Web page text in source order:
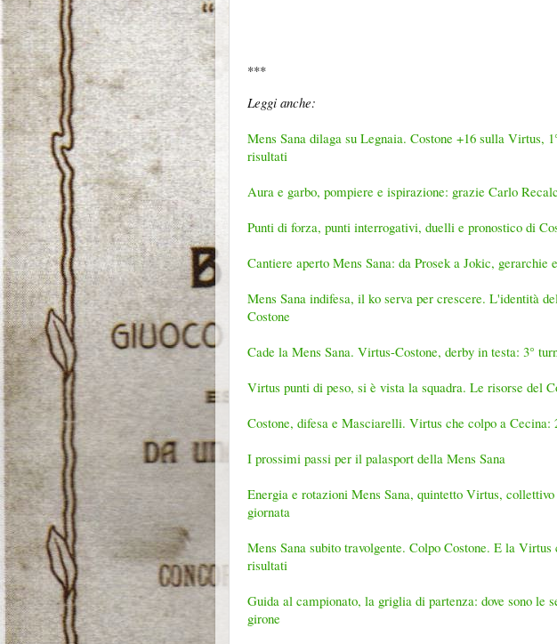
***
Leggi anche:
Mens Sana dilaga su Legnaia. Costone +16 sulla Virtus,
risultati
Aura e garbo, pompiere e ispirazione: grazie Carlo
Punti di forza, punti interrogativi, duelli e pronostico di
Cantiere aperto Mens Sana: da Prosek a Jokic, gerarchie
Mens Sana indifesa, il ko serva per crescere. L'identità
Costone
Cade la Mens Sana. Virtus-Costone, derby in testa: 3°
Virtus punti di peso, si è vista la squadra. Le risorse del
Costone, difesa e Masciarelli. Virtus che colpo a
I prossimi passi per il palasport della Mens Sana
Energia e rotazioni Mens Sana, quintetto Virtus, collettivo
giornata
Mens Sana subito travolgente. Colpo Costone. E la
risultati
Guida al campionato, la griglia di partenza: dove sono le
girone